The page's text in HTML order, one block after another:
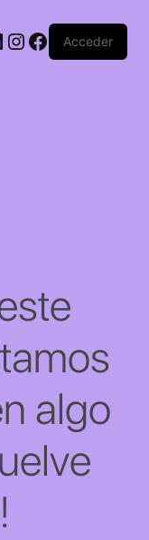
Instagram
Facebook
Acceder
algo